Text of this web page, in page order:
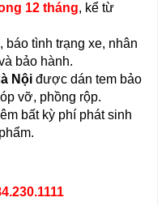
12 tháng, kể từ
báo tình trạng xe, nhân
bảo hành.
Nội được dán tem bảo
vỡ, phồng rộp.
bất kỳ phí phát sinh